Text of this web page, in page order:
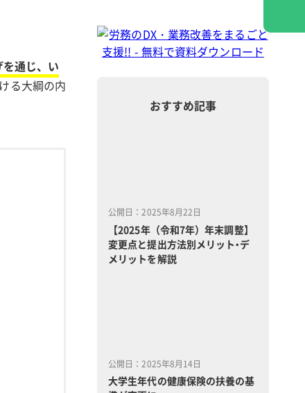
通じ、い
る大綱の内
おすすめ記事
公開日：2025年8月22日
【2025年（令和7年）年末調整】
変更点と提出方法別メリット・デ
メリットを解説
公開日：2025年8月14日
大学生年代の健康保険の扶養の基
ロ
ー